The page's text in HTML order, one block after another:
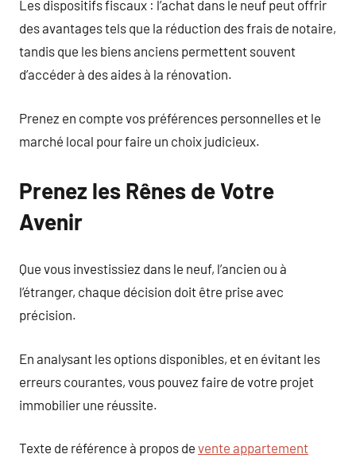
Les dispositifs fiscaux : l’achat dans le neuf peut offrir
des avantages tels que la réduction des frais de notaire,
tandis que les biens anciens permettent souvent
d’accéder à des aides à la rénovation.
Prenez en compte vos préférences personnelles et le
marché local pour faire un choix judicieux.
Prenez les Rênes de Votre
Avenir
Que vous investissiez dans le neuf, l’ancien ou à
l’étranger, chaque décision doit être prise avec
précision.
En analysant les options disponibles, et en évitant les
erreurs courantes, vous pouvez faire de votre projet
immobilier une réussite.
Texte de référence à propos de vente appartement